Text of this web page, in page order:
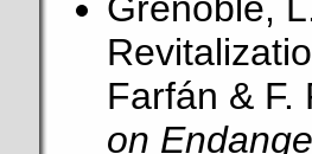
Farfán &
on